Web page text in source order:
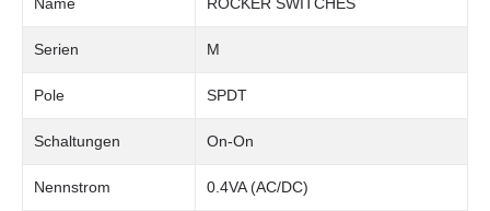
Serien M
Pole SPDT
Schaltungen On-On
Nennstrom 0.4VA (AC/DC)